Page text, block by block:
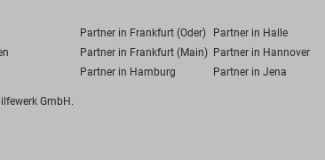
Partner in Frankfurt (Oder) Partner in Halle
Partner in Frankfurt (Main) Partner in Hannover
Partner in Hamburg Partner in Jena
GmbH.